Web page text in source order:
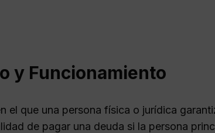
y Funcionamiento
el que una persona física o jurídica
de pagar una deuda si la persona